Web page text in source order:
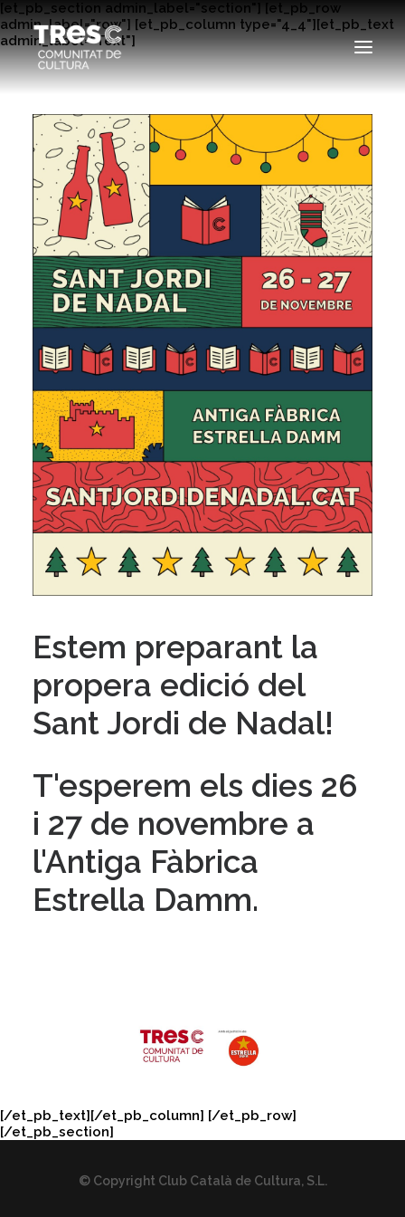
EDICIONS ANTERIORS
SEARCH
[et_pb_section admin_label="section"] [et_pb_row
admin_label="row"] [et_pb_column type="4_4"][et_pb_text
admin_label="Text"]
Estem preparant la
propera edició del
Sant Jordi de Nadal!
T'esperem els dies 26
i 27 de novembre a
l'Antiga Fàbrica
Estrella Damm.
[/et_pb_text][/et_pb_column] [/et_pb_row]
[/et_pb_section]
© Copyright Club Català de Cultura, S.L.